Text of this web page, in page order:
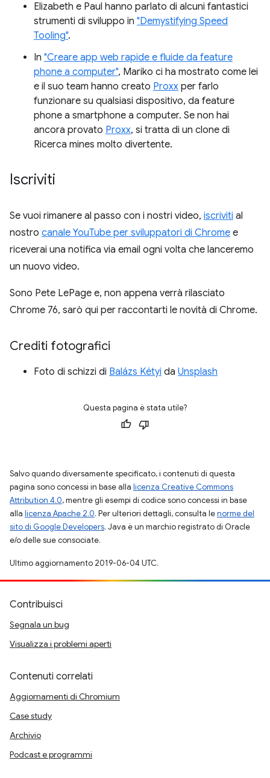
Elizabeth e Paul hanno parlato di alcuni fantastici
strumenti di sviluppo in "Demystifying Speed
Tooling".
In "Creare app web rapide e fluide da feature
phone a computer", Mariko ci ha mostrato come lei
e il suo team hanno creato Proxx per farlo
funzionare su qualsiasi dispositivo, da feature
phone a smartphone a computer. Se non hai
ancora provato Proxx, si tratta di un clone di
Ricerca mines molto divertente.
Iscriviti
Se vuoi rimanere al passo con i nostri video, iscriviti al
nostro canale YouTube per sviluppatori di Chrome e
riceverai una notifica via email ogni volta che lanceremo
un nuovo video.
Sono Pete LePage e, non appena verrà rilasciato
Chrome 76, sarò qui per raccontarti le novità di Chrome.
Crediti fotografici
Foto di schizzi di Balázs Kétyi da Unsplash
Questa pagina è stata utile?
Salvo quando diversamente specificato, i contenuti di questa
pagina sono concessi in base alla licenza Creative Commons
Attribution 4.0, mentre gli esempi di codice sono concessi in base
alla licenza Apache 2.0. Per ulteriori dettagli, consulta lenorme del
sito di Google Developers. Java è un marchio registrato di Oracle
e/o delle sue consociate.
Ultimo aggiornamento 2019-06-04 UTC.
Contribuisci
Segnala un bug
Visualizza i problemi aperti
Contenuti correlati
Aggiornamenti di Chromium
Case study
Archivio
Podcast e programmi